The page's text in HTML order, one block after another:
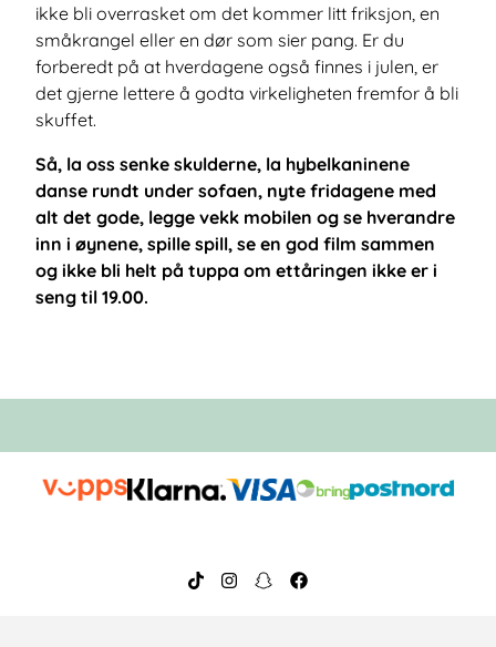
ikke bli overrasket om det kommer litt friksjon, en
småkrangel eller en dør som sier pang. Er du
forberedt på at hverdagene også finnes i julen, er
det gjerne lettere å godta virkeligheten fremfor å bli
skuffet.
Så, la oss senke skulderne, la hybelkaninene
danse rundt under sofaen, nyte fridagene med
alt det gode, legge vekk mobilen og se hverandre
inn i øynene, spille spill, se en god film sammen
og ikke bli helt på tuppa om ettåringen ikke er i
seng til 19.00.